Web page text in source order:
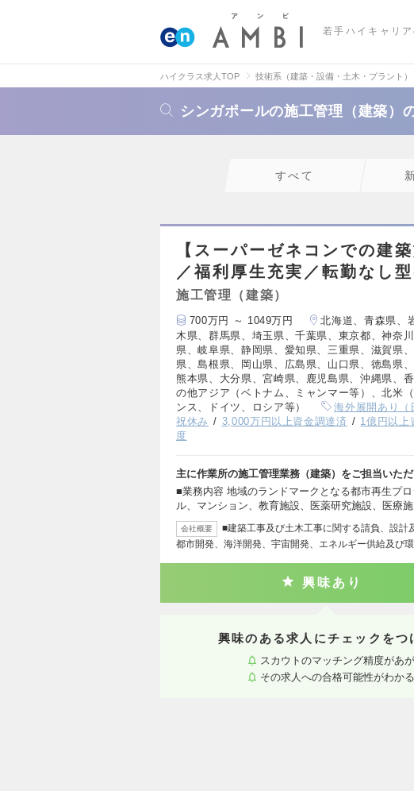
若手ハイキャリ
ハイクラス求人TOP 技術系（建築・設備・土木・プラント）
シンガポールの施工管理（建築）
すべて
【スーパーゼネコンでの建
／福利厚生充実／転勤なし
施工管理（建築）
700万円 ～ 1049万円
北海道、青森県、
木県、群馬県、埼玉県、千葉県、東京都、神奈
県、岐阜県、静岡県、愛知県、三重県、滋賀県
県、島根県、岡山県、広島県、山口県、徳島県
熊本県、大分県、宮崎県、鹿児島県、沖縄県、
の他アジア（ベトナム、ミャンマー等）、北米
ンス、ドイツ、ロシア等）
海外展開あり（
祝休み
3,000万円以上資金調達済 1億円以上
度
主に作業所の施工管理業務（建築）をご担当いただ
■業務内容 地域のランドマークとなる都市再生プ
ル、マンション、教育施設、医薬研究施設、医療
会社概要
■建築工事及び土木工事に関する請負、設計
都市開発、海洋開発、宇宙開発、エネルギー供給及び
興味あり
興味のある求人にチェックをつ
スカウトのマッチング精度があ
その求人への合格可能性がわか